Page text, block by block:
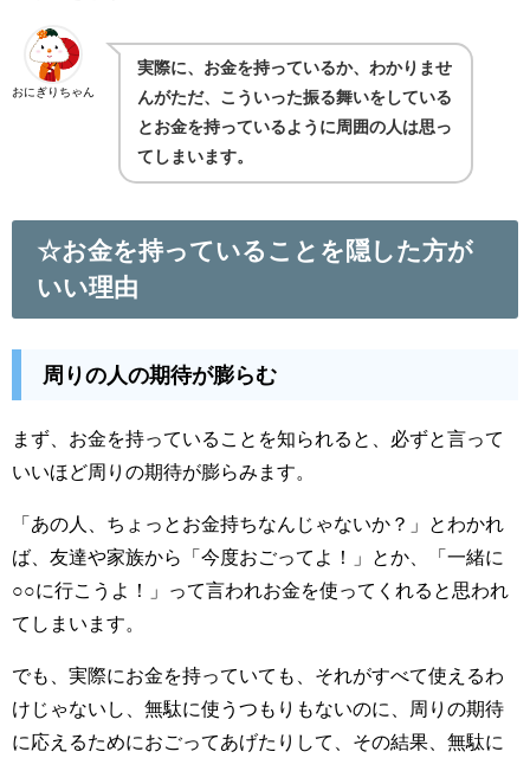
おにぎりちゃん
実際に、お金を持っているか、わかりませ
んがただ、こういった振る舞いをしている
とお金を持っているように周囲の人は思っ
てしまいます。
☆お金を持っていることを隠した方が
いい理由
周りの人の期待が膨らむ
まず、お金を持っていることを知られると、必ずと言って
いいほど周りの期待が膨らみます。
「あの人、ちょっとお金持ちなんじゃないか？」とわかれ
ば、友達や家族から「今度おごってよ！」とか、「一緒に
○○に行こうよ！」って言われお金を使ってくれると思われ
てしまいます。
でも、実際にお金を持っていても、それがすべて使えるわ
けじゃないし、無駄に使うつもりもないのに、周りの期待
に応えるためにおごってあげたりして、その結果、無駄に